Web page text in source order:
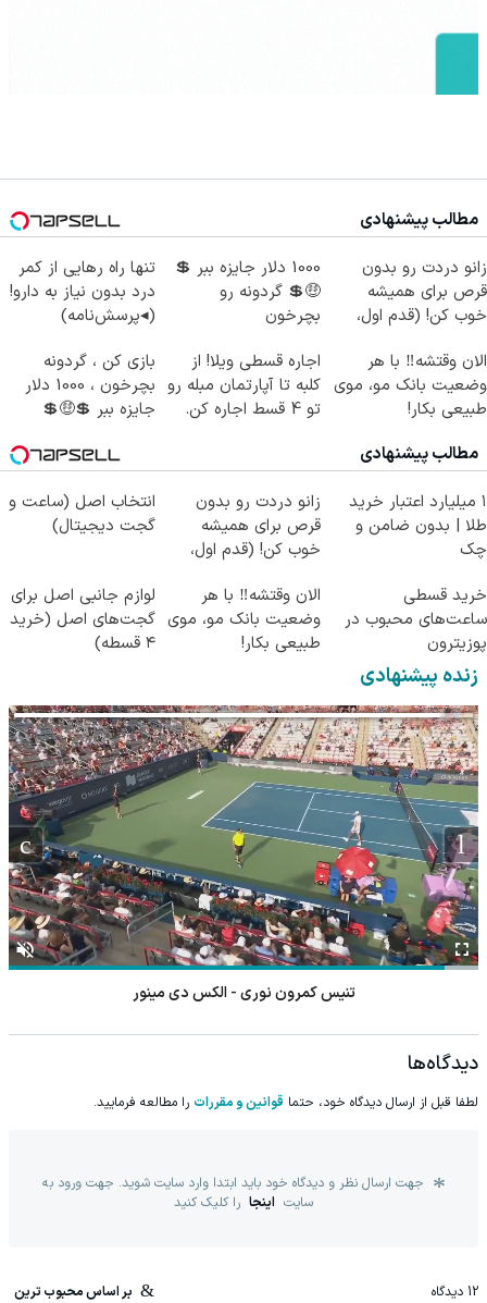
مطالب پیشنهادی
زانو دردت رو بدون
قرص برای همیشه
خوب کن! (قدم اول،
1000 دلار جایزه ببر 💲
🤑💲 گردونه رو
بچرخون
تنها راه رهایی از کمر
درد بدون نیاز به دارو!
(◂پرسش‌نامه)
الان وقتشه‼️ با هر
وضعیت بانک مو، موی
طبیعی بکار!
اجاره‌ قسطی ویلا! از
کلبه تا آپارتمان مبله رو
تو 4 قسط اجاره کن.
بازی کن ، گردونه
بچرخون ، 1000 دلار
جایزه ببر 💲🤑💲
مطالب پیشنهادی
۱ میلیارد اعتبار خرید
طلا | بدون ضامن و
چک
زانو دردت رو بدون
قرص برای همیشه
خوب کن! (قدم اول،
انتخاب اصل (ساعت و
گجت دیجیتال)
خرید قسطی
ساعت‌های محبوب در
پوزیترون
الان وقتشه‼️ با هر
وضعیت بانک مو، موی
طبیعی بکار!
لوازم جانبی اصل برای
گجت‌های اصل (خرید
۴ قسطه)
زنده پیشنهادی
تنیس کمرون نوری - الکس دی مینور
دیدگاه‌ها
لطفا قبل از ارسال دیدگاه خود، حتما قوانین و مقررات را مطالعه فرمایید.
جهت ارسال نظر و دیدگاه خود باید ابتدا وارد سایت شوید. جهت ورود به
سایت اینجا را کلیک کنید
12 دیدگاه بر اساس محبوب ترین